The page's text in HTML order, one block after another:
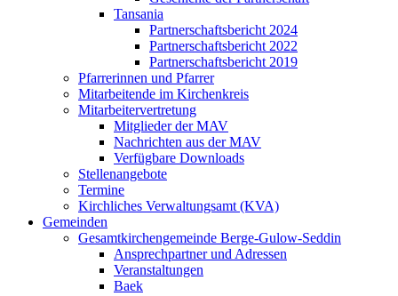
Tansania
Partnerschaftsbericht 2024
Partnerschaftsbericht 2022
Partnerschaftsbericht 2019
Pfarrerinnen und Pfarrer
Mitarbeitende im Kirchenkreis
Mitarbeitervertretung
Mitglieder der MAV
Nachrichten aus der MAV
Verfügbare Downloads
Stellenangebote
Termine
Kirchliches Verwaltungsamt (KVA)
Gemeinden
Gesamtkirchengemeinde Berge-Gulow-Seddin
Ansprechpartner und Adressen
Veranstaltungen
Baek